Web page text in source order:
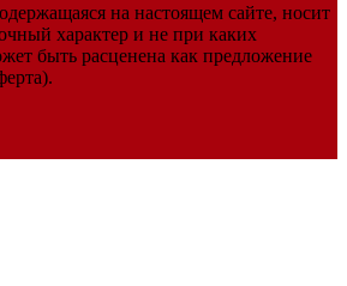
на настоящем сайте, носит
характер и не при каких
быть расценена как предложение